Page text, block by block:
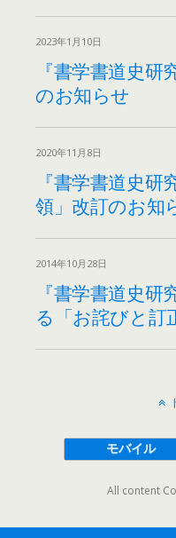
2023年1月10日
『書学書道史研
のお知らせ
2020年11月8日
『書学書道史研
領」改訂のお知
2014年10月28日
『書学書道史研
る「お詫びと訂
モバイル
All content